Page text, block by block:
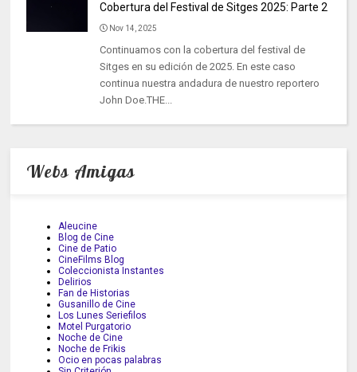
Cobertura del Festival de Sitges 2025: Parte 2
Nov 14, 2025
Continuamos con la cobertura del festival de
Sitges en su edición de 2025. En este caso
continua nuestra andadura de nuestro reportero
John Doe.THE...
Webs Amigas
Aleucine
Blog de Cine
Cine de Patio
CineFilms Blog
Coleccionista Instantes
Delirios
Fan de Historias
Gusanillo de Cine
Los Lunes Seriefilos
Motel Purgatorio
Noche de Cine
Noche de Frikis
Ocio en pocas palabras